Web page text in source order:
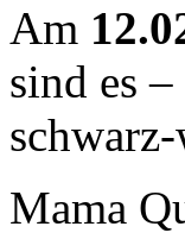
Am
sind es
Mama